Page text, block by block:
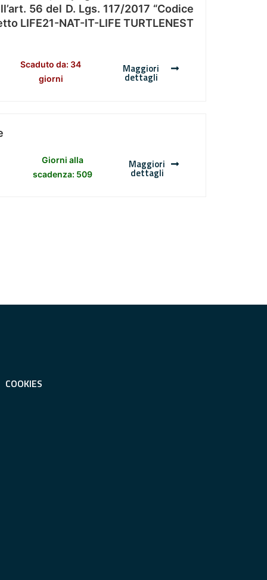
56 del D. Lgs. 117/2017 “Codice
LIFE21-NAT-IT-LIFE TURTLENEST
Scaduto da: 34
giorni
Maggiori
dettagli
Giorni alla
scadenza: 509
Maggiori
dettagli
COOKIES